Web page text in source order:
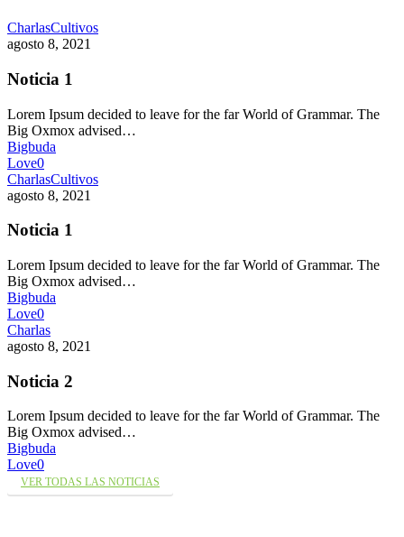
CharlasCultivos
agosto 8, 2021
Noticia 1
Lorem Ipsum decided to leave for the far World of Grammar. The
Big Oxmox advised…
Bigbuda
Love0
CharlasCultivos
agosto 8, 2021
Noticia 1
Lorem Ipsum decided to leave for the far World of Grammar. The
Big Oxmox advised…
Bigbuda
Love0
Charlas
agosto 8, 2021
Noticia 2
Lorem Ipsum decided to leave for the far World of Grammar. The
Big Oxmox advised…
Bigbuda
Love0
VER TODAS LAS NOTICIAS